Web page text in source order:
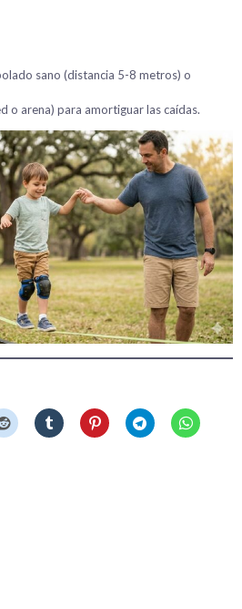
sano (distancia 5-8 metros) o
o arena) para amortiguar las caídas.